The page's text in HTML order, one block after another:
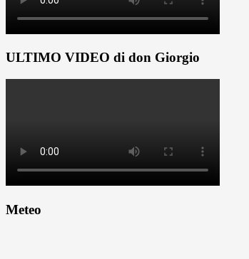
ULTIMO VIDEO di don Giorgio
Meteo